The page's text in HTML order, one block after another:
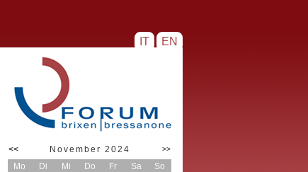
IT EN
<< November 2024 >>
Mo Di Mi Do Fr Sa
So